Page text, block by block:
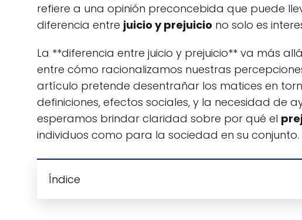
refiere a una opinión preconcebida que puede
diferencia entre juicio y prejuicio no solo es
La **diferencia entre juicio y prejuicio** va más
entre cómo racionalizamos nuestras
artículo pretende desentrañar los matices en
definiciones, efectos sociales, y la necesidad de
esperamos brindar claridad sobre por qué el
individuos como para la sociedad en su conjunto.
Índice